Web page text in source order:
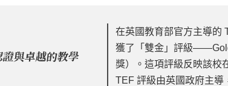
證與卓越的教學
在英國教育部官方主導的
獲了「雙金」評級
獎）。這項評級反映該校
TEF 評級由英國政府主導